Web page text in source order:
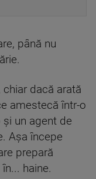
până nu
dacă arată
amestecă într-o
un agent de
Așa începe
prepară
haine.